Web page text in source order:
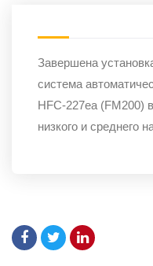
Завершена
система
HFC-227ea (FM200)
низкого и среднего